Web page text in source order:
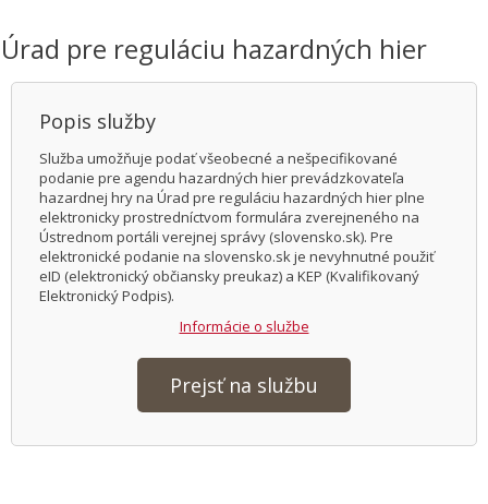
Úrad pre reguláciu hazardných hier
Popis služby
Služba umožňuje podať všeobecné a nešpecifikované
podanie pre agendu hazardných hier prevádzkovateľa
hazardnej hry na Úrad pre reguláciu hazardných hier plne
elektronicky prostredníctvom formulára zverejneného na
Ústrednom portáli verejnej správy (slovensko.sk). Pre
elektronické podanie na slovensko.sk je nevyhnutné použiť
eID (elektronický občiansky preukaz) a KEP (Kvalifikovaný
Elektronický Podpis).
Informácie o službe
Prejsť na službu